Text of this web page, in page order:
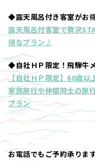
◆露天風呂付き客室がお
露天風呂付客室で贅沢
得なプラン♪
◆自社ＨＰ限定！飛騨牛
【自社ＨＰ限定】60歳以
家族旅行や仲間同士の旅
プラン
お電話でもご予約承りま